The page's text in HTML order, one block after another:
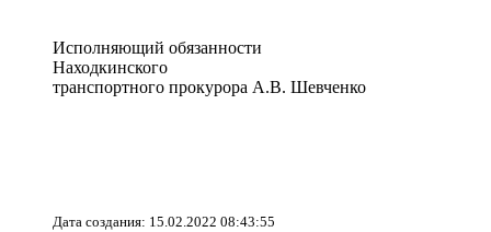
Исполняющий обязанности
Находкинского
транспортного прокурора А.В. Шевченко
Дата создания: 15.02.2022 08:43:55